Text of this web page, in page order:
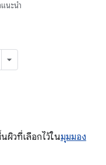
แนะนำ
ผิวที่เลือกไว้ในมุมมอง